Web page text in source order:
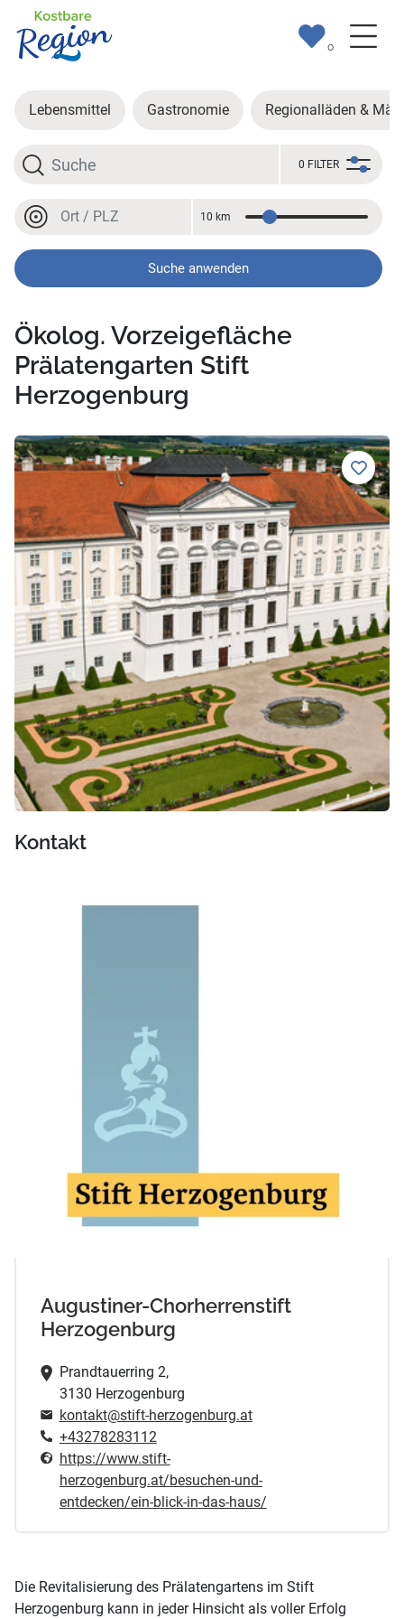
0
Lebensmittel Gastronomie Regionalläden &
Suche
0 FILTER
Ort oder PLZ
Entfernung
10 km
Suche anwenden
Ökolog. Vorzeigefläche
Prälatengarten Stift
Herzogenburg
Kontakt
Augustiner-Chorherrenstift
Herzogenburg
Prandtauerring 2,
3130 Herzogenburg
kontakt@stift-herzogenburg.at
+43278283112
https://www.stift-
herzogenburg.at/besuchen-und-
entdecken/ein-blick-in-das-haus/
Die Revitalisierung des Prälatengartens im Stift
Herzogenburg kann in jeder Hinsicht als voller Erfolg